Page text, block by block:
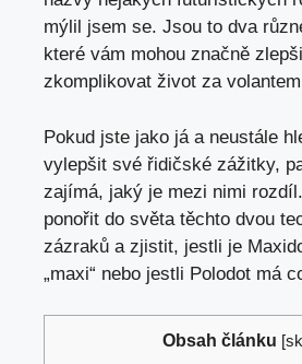
mýlil jsem se. Jsou to dva
které vám mohou značně
zkomplikovat život za
Pokud jste jako já a neustále
vylepšit své řidičské zážitky,
zajímá, jaký je mezi nimi rozdíl
ponořit do světa těchto dvou
zázraků a zjistit, jestli je
„maxi“ nebo jestli Polodot má
Obsah článku [